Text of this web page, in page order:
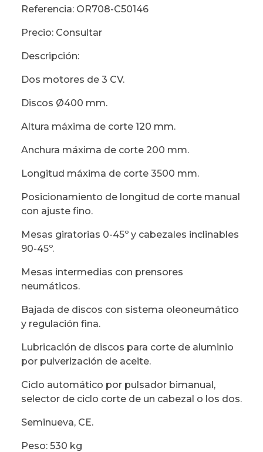
Referencia: OR708-C50146
Precio: Consultar
Descripción:
Dos motores de 3 CV.
Discos Ø400 mm.
Altura máxima de corte 120 mm.
Anchura máxima de corte 200 mm.
Longitud máxima de corte 3500 mm.
Posicionamiento de longitud de corte manual
con ajuste fino.
Mesas giratorias 0-45º y cabezales inclinables
90-45º.
Mesas intermedias con prensores
neumáticos.
Bajada de discos con sistema oleoneumático
y regulación fina.
Lubricación de discos para corte de aluminio
por pulverización de aceite.
Ciclo automático por pulsador bimanual,
selector de ciclo corte de un cabezal o los dos.
Seminueva, CE.
Peso: 530 kg